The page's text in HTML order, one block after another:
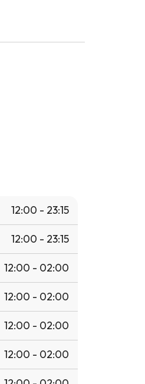
12:00 - 23:15
12:00 - 23:15
12:00 - 02:00
12:00 - 02:00
12:00 - 02:00
12:00 - 02:00